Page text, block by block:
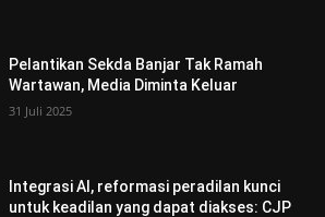
Pelantikan Sekda Banjar Tak Ramah
Wartawan, Media Diminta Keluar
31 Juli 2025
Integrasi AI, reformasi peradilan kunci
untuk keadilan yang dapat diakses: CJP